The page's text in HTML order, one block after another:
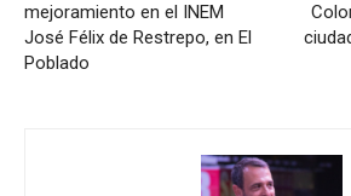
mejoramiento en el INEM
José Félix de Restrepo, en El
Poblado